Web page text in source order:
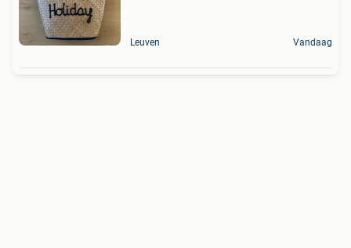
Leuven Vandaag